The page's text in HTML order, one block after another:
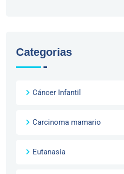
Categorias
Cáncer Infantil
Carcinoma mamario
Eutanasia